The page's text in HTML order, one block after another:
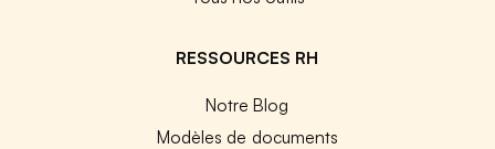
RESSOURCES RH
Notre Blog
Modèles de documents